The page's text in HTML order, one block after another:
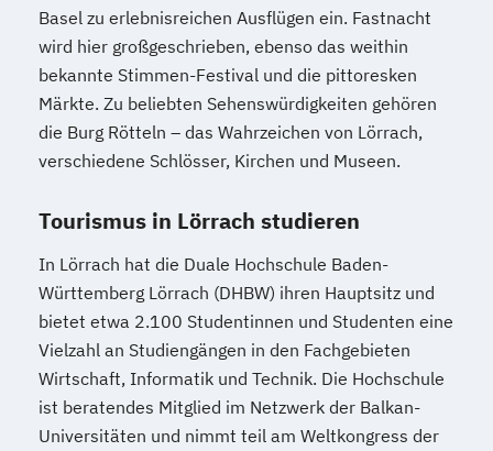
Basel zu erlebnisreichen Ausflügen ein. Fastnacht
wird hier großgeschrieben, ebenso das weithin
bekannte Stimmen-Festival und die pittoresken
Märkte. Zu beliebten Sehenswürdigkeiten gehören
die Burg Rötteln – das Wahrzeichen von Lörrach,
verschiedene Schlösser, Kirchen und Museen.
Tourismus in Lörrach studieren
In Lörrach hat die Duale Hochschule Baden-
Württemberg Lörrach (DHBW) ihren Hauptsitz und
bietet etwa 2.100 Studentinnen und Studenten eine
Vielzahl an Studiengängen in den Fachgebieten
Wirtschaft, Informatik und Technik. Die Hochschule
ist beratendes Mitglied im Netzwerk der Balkan-
Universitäten und nimmt teil am Weltkongress der